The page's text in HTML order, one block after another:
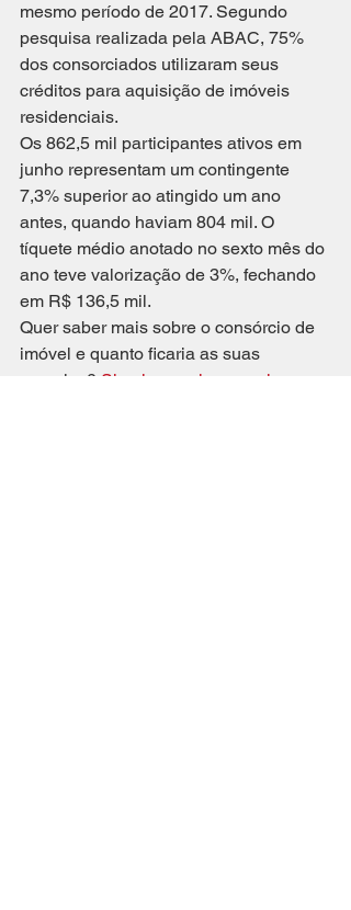
mesmo período de 2017. Segundo
pesquisa realizada pela ABAC, 75%
dos consorciados utilizaram seus
créditos para aquisição de imóveis
residenciais.
Os 862,5 mil participantes ativos em
junho representam um contingente
7,3% superior ao atingido um ano
antes, quando haviam 804 mil. O
tíquete médio anotado no sexto mês do
ano teve valorização de 3%, fechando
em R$ 136,5 mil.
Quer saber mais sobre o consórcio de
imóvel e quanto ficaria as suas
parcelas? Simule um plano aqui.